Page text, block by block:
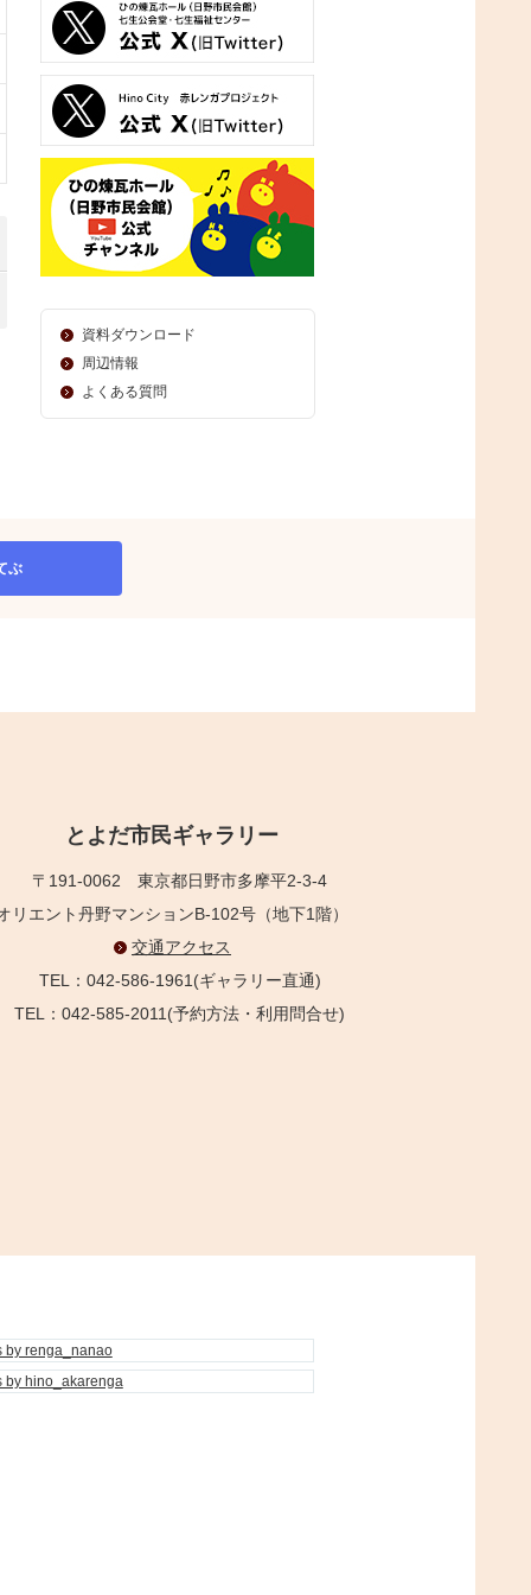
資料ダウンロード
周辺情報
よくある質問
ぶ
とよだ市民ギャラリー
〒191-0062 東京都日野市多摩平2-3-4
リエント丹野マンションB-102号（地下1階）
交通アクセス
TEL：042-586-1961(ギャラリー直通)
：042-585-2011(予約方法・利用問合せ)
by renga_nanao
by hino_akarenga